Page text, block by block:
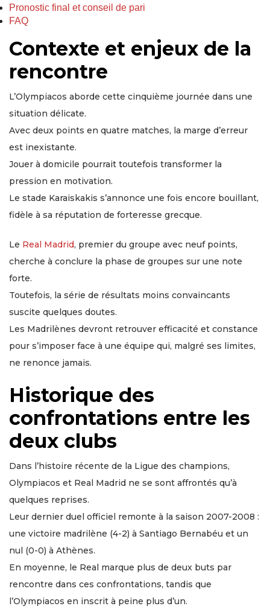
Pronostic final et conseil de pari
FAQ
Contexte et enjeux de la
rencontre
L’Olympiacos aborde cette cinquième journée dans une
situation délicate.
Avec deux points en quatre matches, la marge d’erreur
est inexistante.
Jouer à domicile pourrait toutefois transformer la
pression en motivation.
Le stade Karaiskakis s’annonce une fois encore bouillant,
fidèle à sa réputation de forteresse grecque.
Le Real Madrid, premier du groupe avec neuf points,
cherche à conclure la phase de groupes sur une note
forte.
Toutefois, la série de résultats moins convaincants
suscite quelques doutes.
Les Madrilènes devront retrouver efficacité et constance
pour s’imposer face à une équipe qui, malgré ses limites,
ne renonce jamais.
Historique des
confrontations entre les
deux clubs
Dans l’histoire récente de la Ligue des champions,
Olympiacos et Real Madrid ne se sont affrontés qu’à
quelques reprises.
Leur dernier duel officiel remonte à la saison 2007-2008 :
une victoire madrilène (4-2) à Santiago Bernabéu et un
nul (0-0) à Athènes.
En moyenne, le Real marque plus de deux buts par
rencontre dans ces confrontations, tandis que
l’Olympiacos en inscrit à peine plus d’un.